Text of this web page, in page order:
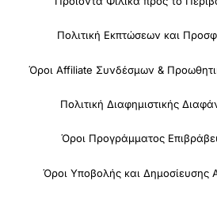
Πολιτική Εκπτώσεων και
Όροι Affiliate Συνδέσμων &
Πολιτική Διαφημιστικής
Όροι Προγράμματος
Όροι Υποβολής και Δημοσίευσης